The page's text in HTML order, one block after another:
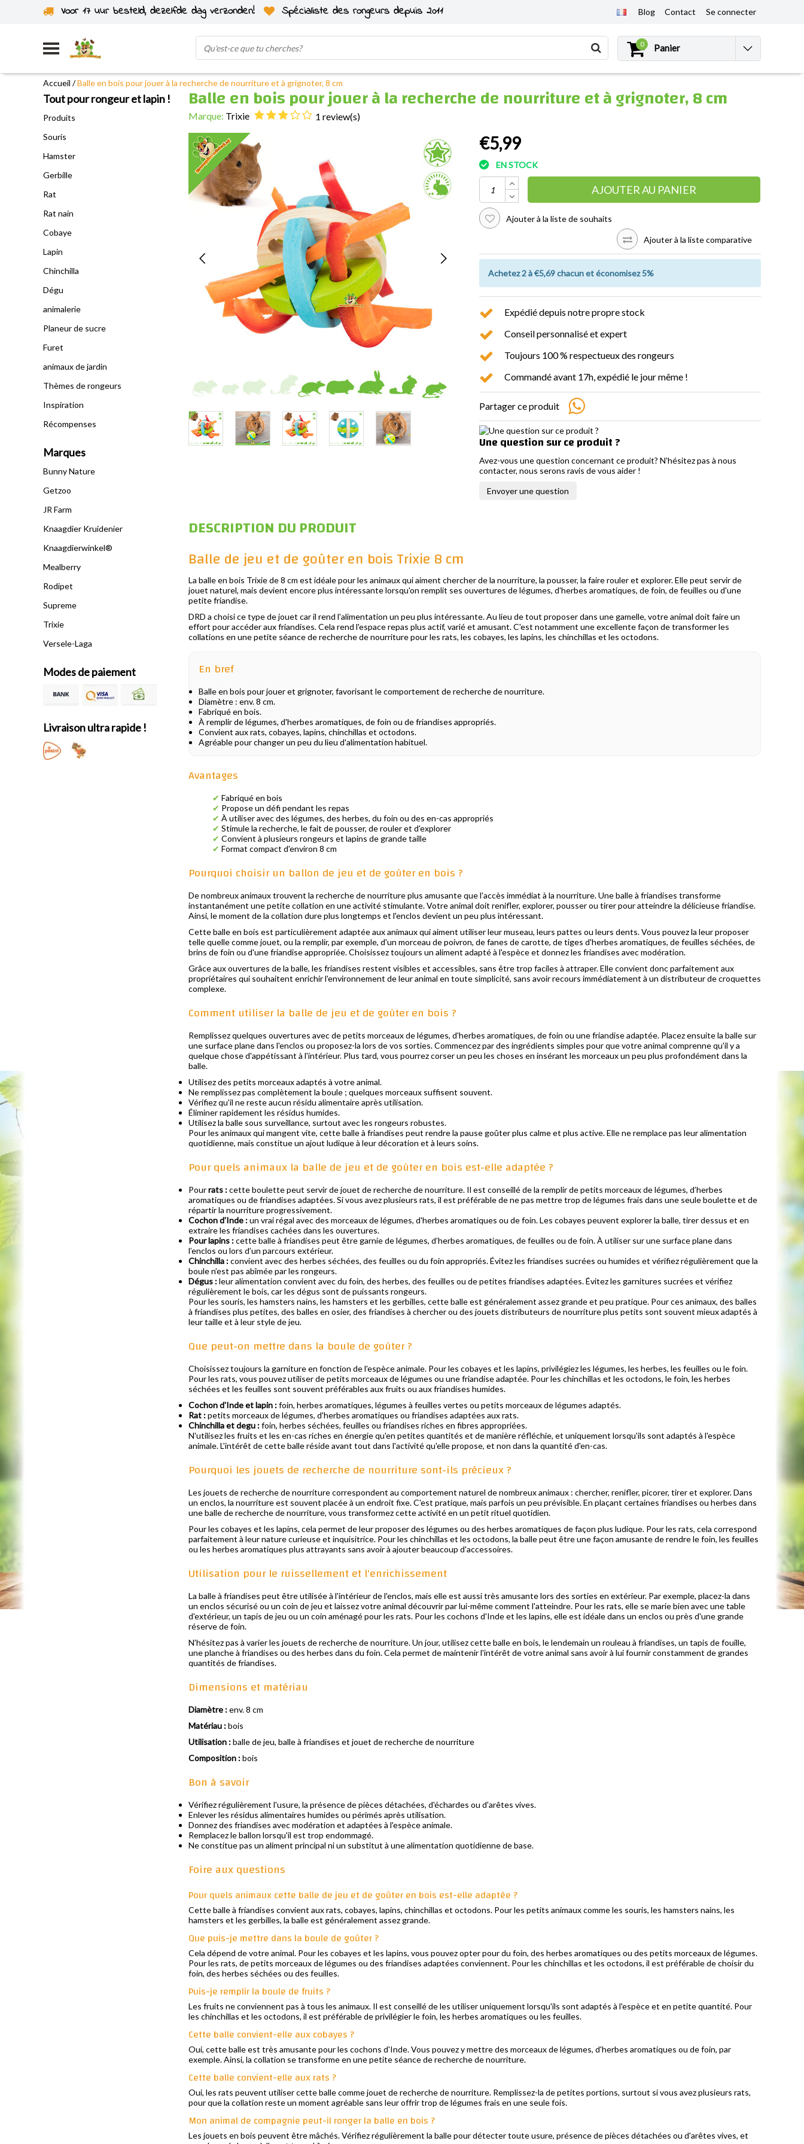
Voor 17 uur besteld, dezelfde dag verzonden!
Spécialiste des rongeurs depuis 2011
Expédié depuis notre propre stock
Blog Contact Se connecter
0 Panier
Accueil /Balle en bois pour jouer à la recherche de nourriture et à grignoter, 8 cm
Tout pour rongeur et lapin !
Produits
Souris
Hamster
Gerbille
Rat
Rat nain
Cobaye
Lapin
Chinchilla
Dégu
animalerie
Planeur de sucre
Furet
animaux de jardin
Thèmes de rongeurs
Inspiration
Récompenses
Marques
Bunny Nature
Getzoo
JR Farm
Knaagdier Kruidenier
Knaagdierwinkel®
Mealberry
Rodipet
Supreme
Trixie
Versele-Laga
Modes de paiement
Livraison ultra rapide !
Balle en bois pour jouer à la recherche de nourriture et à grignoter, 8 cm
Marque: Trixie 1 review(s)
€5,99
EN STOCK
AJOUTER AU PANIER
Ajouter à la liste de souhaits
Ajouter à la liste comparative
Achetez 2 à €5,69 chacun et économisez 5%
Expédié depuis notre propre stock
Conseil personnalisé et expert
Toujours 100 % respectueux des rongeurs
Commandé avant 17h, expédié le jour même !
Partager ce produit
Une question sur ce produit ?
Avez-vous une question concernant ce produit? N'hésitez pas à nous
contacter, nous serons ravis de vous aider !
Envoyer une question
DESCRIPTION DU PRODUIT
Balle de jeu et de goûter en bois Trixie 8 cm
La balle en bois Trixie de 8 cm est idéale pour les animaux qui aiment chercher de la nourriture, la pousser, la faire rouler et explorer. Elle peut servir de
jouet naturel, mais devient encore plus intéressante lorsqu'on remplit ses ouvertures de légumes, d'herbes aromatiques, de foin, de feuilles ou d'une
petite friandise.
DRD a choisi ce type de jouet car il rend l'alimentation un peu plus intéressante. Au lieu de tout proposer dans une gamelle, votre animal doit faire un
effort pour accéder aux friandises. Cela rend l'espace repas plus actif, varié et amusant. C'est notamment une excellente façon de transformer les
collations en une petite séance de recherche de nourriture pour les rats, les cobayes, les lapins, les chinchillas et les octodons.
En bref
Balle en bois pour jouer et grignoter, favorisant le comportement de recherche de nourriture.
Diamètre : env. 8 cm.
Fabriqué en bois.
À remplir de légumes, d'herbes aromatiques, de foin ou de friandises appropriés.
Convient aux rats, cobayes, lapins, chinchillas et octodons.
Agréable pour changer un peu du lieu d'alimentation habituel.
Avantages
✔ Fabriqué en bois
✔ Propose un défi pendant les repas
✔ À utiliser avec des légumes, des herbes, du foin ou des en-cas appropriés
✔ Stimule la recherche, le fait de pousser, de rouler et d'explorer
✔ Convient à plusieurs rongeurs et lapins de grande taille
✔ Format compact d'environ 8 cm
Pourquoi choisir un ballon de jeu et de goûter en bois ?
De nombreux animaux trouvent la recherche de nourriture plus amusante que l'accès immédiat à la nourriture. Une balle à friandises transforme
instantanément une petite collation en une activité stimulante. Votre animal doit renifler, explorer, pousser ou tirer pour atteindre la délicieuse friandise.
Ainsi, le moment de la collation dure plus longtemps et l'enclos devient un peu plus intéressant.
Cette balle en bois est particulièrement adaptée aux animaux qui aiment utiliser leur museau, leurs pattes ou leurs dents. Vous pouvez la leur proposer
telle quelle comme jouet, ou la remplir, par exemple, d'un morceau de poivron, de fanes de carotte, de tiges d'herbes aromatiques, de feuilles séchées, de
brins de foin ou d'une friandise appropriée. Choisissez toujours un aliment adapté à l'espèce et donnez les friandises avec modération.
Grâce aux ouvertures de la balle, les friandises restent visibles et accessibles, sans être trop faciles à attraper. Elle convient donc parfaitement aux
propriétaires qui souhaitent enrichir l'environnement de leur animal en toute simplicité, sans avoir recours immédiatement à un distributeur de croquettes
complexe.
Comment utiliser la balle de jeu et de goûter en bois ?
Remplissez quelques ouvertures avec de petits morceaux de légumes, d'herbes aromatiques, de foin ou une friandise adaptée. Placez ensuite la balle sur
une surface plane dans l'enclos ou proposez-la lors de vos sorties. Commencez par des ingrédients simples pour que votre animal comprenne qu'il y a
quelque chose d'appétissant à l'intérieur. Plus tard, vous pourrez corser un peu les choses en insérant les morceaux un peu plus profondément dans la
balle.
Utilisez des petits morceaux adaptés à votre animal.
Ne remplissez pas complètement la boule ; quelques morceaux suffisent souvent.
Vérifiez qu'il ne reste aucun résidu alimentaire après utilisation.
Éliminer rapidement les résidus humides.
Utilisez la balle sous surveillance, surtout avec les rongeurs robustes.
Pour les animaux qui mangent vite, cette balle à friandises peut rendre la pause goûter plus calme et plus active. Elle ne remplace pas leur alimentation
quotidienne, mais constitue un ajout ludique à leur décoration et à leurs soins.
Pour quels animaux la balle de jeu et de goûter en bois est-elle adaptée ?
Pourrats :cette boulette peut servir de jouet de recherche de nourriture. Il est conseillé de la remplir de petits morceaux de légumes, d’herbes
aromatiques ou de friandises adaptées. Si vous avez plusieurs rats, il est préférable de ne pas mettre trop de légumes frais dans une seule boulette et de
répartir la nourriture progressivement.
Cochon d'Inde :un vrai régal avec des morceaux de légumes, d'herbes aromatiques ou de foin. Les cobayes peuvent explorer la balle, tirer dessus et en
extraire les friandises cachées dans les ouvertures.
Pour lapins :cette balle à friandises peut être garnie de légumes, d’herbes aromatiques, de feuilles ou de foin. À utiliser sur une surface plane dans
l’enclos ou lors d’un parcours extérieur.
Chinchilla :convient avec des herbes séchées, des feuilles ou du foin appropriés. Évitez les friandises sucrées ou humides et vérifiez régulièrement que la
boule n’est pas abîmée par les rongeurs.
Dégus :leur alimentation convient avec du foin, des herbes, des feuilles ou de petites friandises adaptées. Évitez les garnitures sucrées et vérifiez
régulièrement le bois, car les dégus sont de puissants rongeurs.
Pour les souris, les hamsters nains, les hamsters et les gerbilles, cette balle est généralement assez grande et peu pratique. Pour ces animaux, des balles
à friandises plus petites, des balles en osier, des friandises à chercher ou des jouets distributeurs de nourriture plus petits sont souvent mieux adaptés à
leur taille et à leur style de jeu.
Que peut-on mettre dans la boule de goûter ?
Choisissez toujours la garniture en fonction de l'espèce animale. Pour les cobayes et les lapins, privilégiez les légumes, les herbes, les feuilles ou le foin.
Pour les rats, vous pouvez utiliser de petits morceaux de légumes ou une friandise adaptée. Pour les chinchillas et les octodons, le foin, les herbes
séchées et les feuilles sont souvent préférables aux fruits ou aux friandises humides.
Cochon d'Inde et lapin :foin, herbes aromatiques, légumes à feuilles vertes ou petits morceaux de légumes adaptés.
Rat :petits morceaux de légumes, d'herbes aromatiques ou friandises adaptées aux rats.
Chinchilla et degu :foin, herbes séchées, feuilles ou friandises riches en fibres appropriées.
N'utilisez les fruits et les en-cas riches en énergie qu'en petites quantités et de manière réfléchie, et uniquement lorsqu'ils sont adaptés à l'espèce
animale. L'intérêt de cette balle réside avant tout dans l'activité qu'elle propose, et non dans la quantité d'en-cas.
Pourquoi les jouets de recherche de nourriture sont-ils précieux ?
Les jouets de recherche de nourriture correspondent au comportement naturel de nombreux animaux : chercher, renifler, picorer, tirer et explorer. Dans
un enclos, la nourriture est souvent placée à un endroit fixe. C'est pratique, mais parfois un peu prévisible. En plaçant certaines friandises ou herbes dans
une balle de recherche de nourriture, vous transformez cette activité en un petit rituel quotidien.
Pour les cobayes et les lapins, cela permet de leur proposer des légumes ou des herbes aromatiques de façon plus ludique. Pour les rats, cela correspond
parfaitement à leur nature curieuse et inquisitrice. Pour les chinchillas et les octodons, la balle peut être une façon amusante de rendre le foin, les feuilles
ou les herbes aromatiques plus attrayants sans avoir à ajouter beaucoup d'accessoires.
Utilisation pour le ruissellement et l'enrichissement
La balle à friandises peut être utilisée à l'intérieur de l'enclos, mais elle est aussi très amusante lors des sorties en extérieur. Par exemple, placez-la dans
un enclos sécurisé ou un coin de jeu et laissez votre animal découvrir par lui-même comment l'atteindre. Pour les rats, elle se marie bien avec une table
d'extérieur, un tapis de jeu ou un coin aménagé pour les rats. Pour les cochons d'Inde et les lapins, elle est idéale dans un enclos ou près d'une grande
réserve de foin.
N'hésitez pas à varier les jouets de recherche de nourriture. Un jour, utilisez cette balle en bois, le lendemain un rouleau à friandises, un tapis de fouille,
une planche à friandises ou des herbes dans du foin. Cela permet de maintenir l'intérêt de votre animal sans avoir à lui fournir constamment de grandes
quantités de friandises.
Dimensions et matériau
Diamètre :env. 8 cm
Matériau :bois
Utilisation :balle de jeu, balle à friandises et jouet de recherche de nourriture
Composition :bois
Bon à savoir
Vérifiez régulièrement l'usure, la présence de pièces détachées, d'échardes ou d'arêtes vives.
Enlever les résidus alimentaires humides ou périmés après utilisation.
Donnez des friandises avec modération et adaptées à l'espèce animale.
Remplacez le ballon lorsqu'il est trop endommagé.
Ne constitue pas un aliment principal ni un substitut à une alimentation quotidienne de base.
Foire aux questions
Pour quels animaux cette balle de jeu et de goûter en bois est-elle adaptée ?
Cette balle à friandises convient aux rats, cobayes, lapins, chinchillas et octodons. Pour les petits animaux comme les souris, les hamsters nains, les
hamsters et les gerbilles, la balle est généralement assez grande.
Que puis-je mettre dans la boule de goûter ?
Cela dépend de votre animal. Pour les cobayes et les lapins, vous pouvez opter pour du foin, des herbes aromatiques ou des petits morceaux de légumes.
Pour les rats, de petits morceaux de légumes ou des friandises adaptées conviennent. Pour les chinchillas et les octodons, il est préférable de choisir du
foin, des herbes séchées ou des feuilles.
Puis-je remplir la boule de fruits ?
Les fruits ne conviennent pas à tous les animaux. Il est conseillé de les utiliser uniquement lorsqu'ils sont adaptés à l'espèce et en petite quantité. Pour
les chinchillas et les octodons, il est préférable de privilégier le foin, les herbes aromatiques ou les feuilles.
Cette balle convient-elle aux cobayes ?
Oui, cette balle est très amusante pour les cochons d'Inde. Vous pouvez y mettre des morceaux de légumes, d'herbes aromatiques ou de foin, par
exemple. Ainsi, la collation se transforme en une petite séance de recherche de nourriture.
Cette balle convient-elle aux rats ?
Oui, les rats peuvent utiliser cette balle comme jouet de recherche de nourriture. Remplissez-la de petites portions, surtout si vous avez plusieurs rats,
pour que la collation reste un moment agréable sans leur offrir trop de légumes frais en une seule fois.
Mon animal de compagnie peut-il ronger la balle en bois ?
Les jouets en bois peuvent être mâchés. Vérifiez régulièrement la balle pour détecter toute usure, présence de pièces détachées ou d'arêtes vives, et